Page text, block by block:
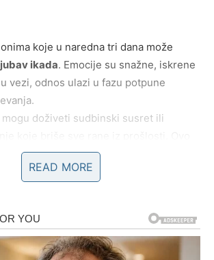
koje u naredna tri dana može
ikada. Emocije su snažne, iskrene
vezi, odnos ulazi u fazu potpune
mogu doživeti sudbinski susret ili
grli i ostaje. Srce konačno nalazi mir.
tri dana vraća osmeh, samopouzdanje
strast se budi, a partner pokazuje
READ MORE